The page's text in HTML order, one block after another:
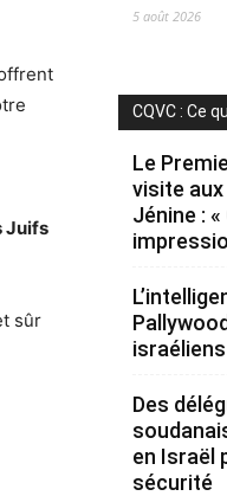
Juifs
sûr
5 août 2026
CQVC : Ce
Le
visite aux
Jénine :
israéliens
Des
en Israël
sécurité